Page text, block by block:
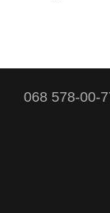
068 578-00-